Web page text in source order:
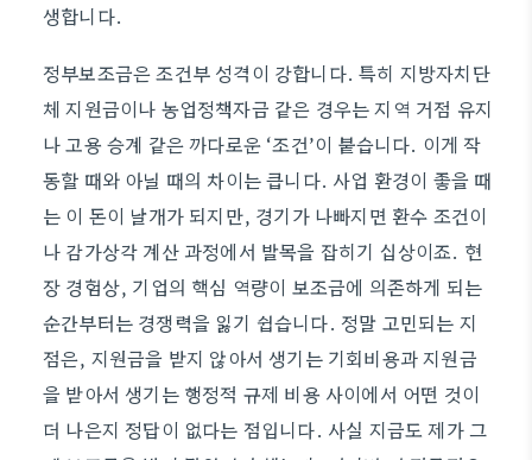
생합니다.
정부보조금은 조건부 성격이 강합니다. 특히 지방자치단
체 지원금이나 농업정책자금 같은 경우는 지역 거점 유지
나 고용 승계 같은 까다로운 ‘조건’이 붙습니다. 이게 작
동할 때와 아닐 때의 차이는 큽니다. 사업 환경이 좋을 때
는 이 돈이 날개가 되지만, 경기가 나빠지면 환수 조건이
나 감가상각 계산 과정에서 발목을 잡히기 십상이죠. 현
장 경험상, 기업의 핵심 역량이 보조금에 의존하게 되는
순간부터는 경쟁력을 잃기 쉽습니다. 정말 고민되는 지
점은, 지원금을 받지 않아서 생기는 기회비용과 지원금
을 받아서 생기는 행정적 규제 비용 사이에서 어떤 것이
더 나은지 정답이 없다는 점입니다. 사실 지금도 제가 그